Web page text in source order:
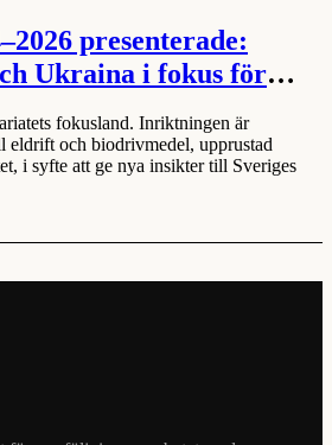
presenterade:
Ukraina i fokus för
fokusland. Inriktningen är
eldrift och biodrivmedel, upprustad
i syfte att ge nya insikter till Sveriges